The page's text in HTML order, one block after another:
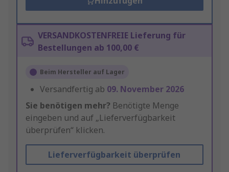
VERSANDKOSTENFREIE Lieferung für
Bestellungen ab 100,00 €
Beim Hersteller auf Lager
Versandfertig ab 09. November 2026
Sie benötigen mehr? Benötigte Menge
eingeben und auf „Lieferverfügbarkeit
überprüfen“ klicken.
Lieferverfügbarkeit überprüfen